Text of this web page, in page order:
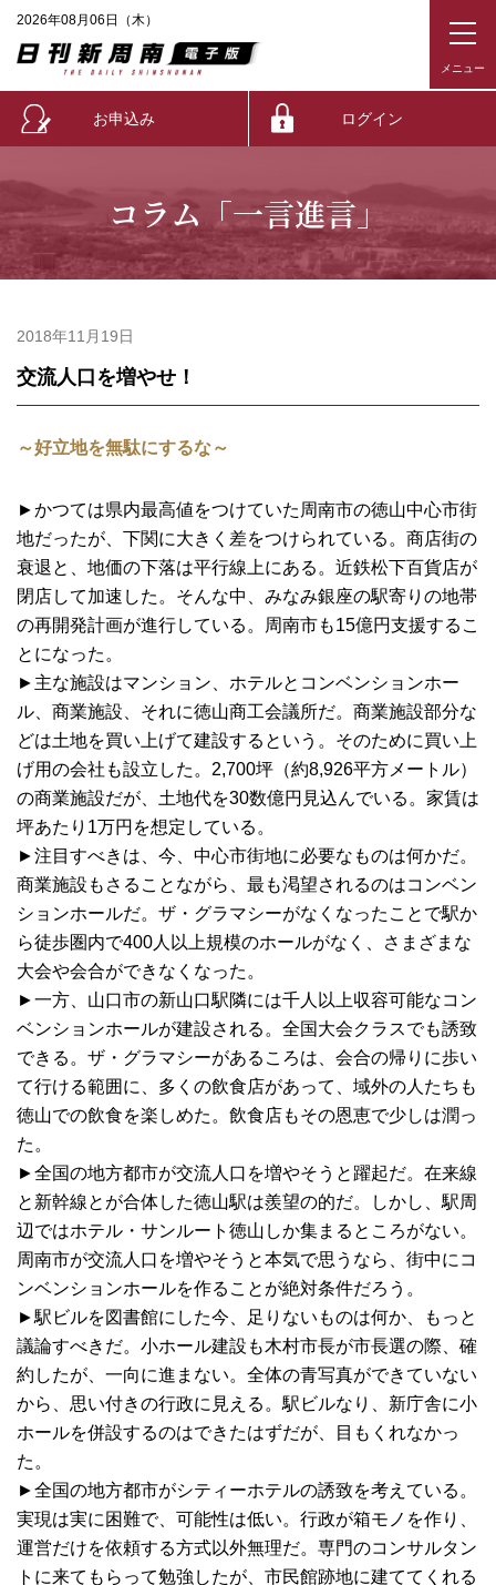
2026年08月06日（木）
お申込み ログイン
コラム「一言進言」
2018年11月19日
交流人口を増やせ！
～好立地を無駄にするな～
►かつては県内最高値をつけていた周南市の徳山中心市街
地だったが、下関に大きく差をつけられている。商店街の
衰退と、地価の下落は平行線上にある。近鉄松下百貨店が
閉店して加速した。そんな中、みなみ銀座の駅寄りの地帯
の再開発計画が進行している。周南市も15億円支援するこ
とになった。
►主な施設はマンション、ホテルとコンベンションホー
ル、商業施設、それに徳山商工会議所だ。商業施設部分な
どは土地を買い上げて建設するという。そのために買い上
げ用の会社も設立した。2,700坪（約8,926平方メートル）
の商業施設だが、土地代を30数億円見込んでいる。家賃は
坪あたり1万円を想定している。
►注目すべきは、今、中心市街地に必要なものは何かだ。
商業施設もさることながら、最も渇望されるのはコンベン
ションホールだ。ザ・グラマシーがなくなったことで駅か
ら徒歩圏内で400人以上規模のホールがなく、さまざまな
大会や会合ができなくなった。
►一方、山口市の新山口駅隣には千人以上収容可能なコン
ベンションホールが建設される。全国大会クラスでも誘致
できる。ザ・グラマシーがあるころは、会合の帰りに歩い
て行ける範囲に、多くの飲食店があって、域外の人たちも
徳山での飲食を楽しめた。飲食店もその恩恵で少しは潤っ
た。
►全国の地方都市が交流人口を増やそうと躍起だ。在来線
と新幹線とが合体した徳山駅は羨望の的だ。しかし、駅周
辺ではホテル・サンルート徳山しか集まるところがない。
周南市が交流人口を増やそうと本気で思うなら、街中にコ
ンベンションホールを作ることが絶対条件だろう。
►駅ビルを図書館にした今、足りないものは何か、もっと
議論すべきだ。小ホール建設も木村市長が市長選の際、確
約したが、一向に進まない。全体の青写真ができていない
から、思い付きの行政に見える。駅ビルなり、新庁舎に小
ホールを併設するのはできたはずだが、目もくれなかっ
た。
►全国の地方都市がシティーホテルの誘致を考えている。
実現は実に困難で、可能性は低い。行政が箱モノを作り、
運営だけを依頼する方式以外無理だ。専門のコンサルタン
トに来てもらって勉強したが、市民館跡地に建ててくれる